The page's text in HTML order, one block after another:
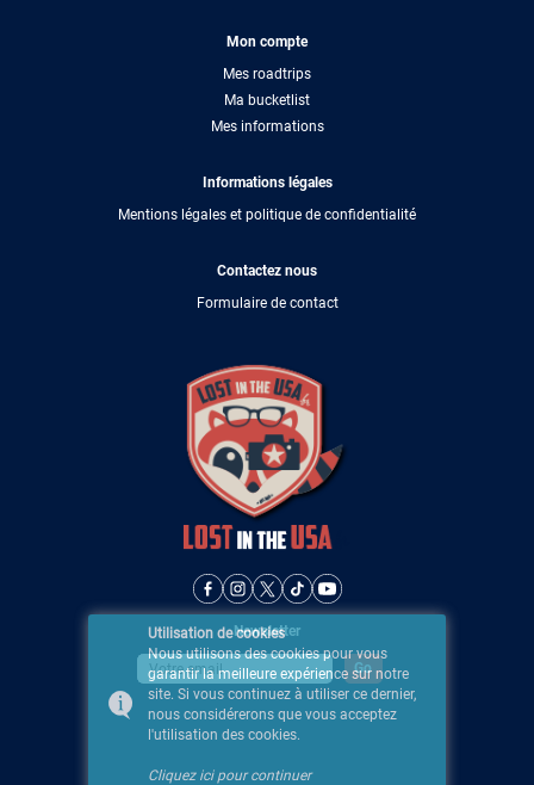
Mon compte
Mes roadtrips
Ma bucketlist
Mes informations
Informations légales
Mentions légales et politique de confidentialité
Contactez nous
Formulaire de contact
Newsletter
Utilisation de cookies
Nous utilisons des cookies pour vous
garantir la meilleure expérience sur notre
site. Si vous continuez à utiliser ce dernier,
nous considérerons que vous acceptez
l'utilisation des cookies.
Cliquez ici pour continuer